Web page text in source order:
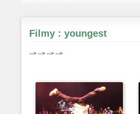
Filmy : youngest
--> --> --> -->